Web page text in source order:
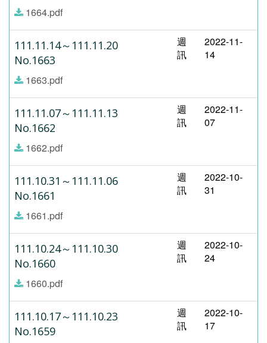
1664.pdf
111.11.14～111.11.20
No.1663
1663.pdf
週
訊
2022-11-
14
111.11.07～111.11.13
No.1662
1662.pdf
週
訊
2022-11-
07
111.10.31～111.11.06
No.1661
1661.pdf
週
訊
2022-10-
31
111.10.24～111.10.30
No.1660
1660.pdf
週
訊
2022-10-
24
111.10.17～111.10.23
No.1659
週
訊
2022-10-
17